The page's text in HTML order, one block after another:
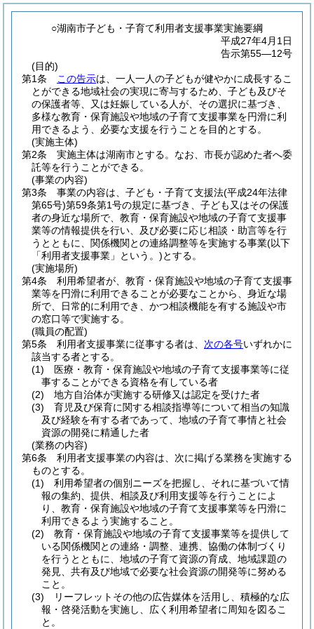
○湖南市子ども・子育て利用者支援事業実施要綱
平成27年4月1日
告示第55―12号
(目的)
第1条
この告示は、一人一人の子どもが健やかに成長するこ
とができる地域社会の実現に寄与するため、子ども及びそ
の保護者等、又は妊娠している人が、その選択に基づき、
多様な教育・保育施設や地域の子育て支援事業を円滑に利
用できるよう、必要な支援を行うことを目的とする。
(実施主体)
第2条
実施主体は湖南市とする。 なお、市長が認めた者へ委
託等を行うことができる。
(事業の内容)
第3条
事業の内容は、子ども・子育て支援法(平成24年法律
第65号)第59条第1号の規定に基づき、子ども又はその保護
者の身近な場所で、教育・保育施設や地域の子育て支援事
業等の情報提供を行い、及び必要に応じ相談・助言等を行
うとともに、関係機関との連絡調整等を実施する事業(以下
「利用者支援事業」という。)とする。
(実施場所)
第4条
利用希望者が、教育・保育施設や地域の子育て支援事
業等を円滑に利用できることが必要なことから、身近な場
所で、日常的に利用でき、かつ相談機能を有する施設や市
の窓口等で実施する。
(職員の配置)
第5条
利用者支援事業に従事する者は、 次の各号いずれかに
該当する者とする。
(1)
医療・教育・保育施設や地域の子育て支援事業等に従
事することができる資格を有している者
(2)
地方自治体が実施する研修又は認定を受けた者
(3)
育児及び保育に関する相談指導等について相当の知識
及び経験を有する者であって、地域の子育て事情と社会
資源の開発に精通した者
(業務の内容)
第6条
利用者支援事業の内容は、次に掲げる業務を実施する
ものとする。
(1)
利用希望者の個別ニーズを把握し、それに基づいて情
報の集約、提供、相談及び利用支援等を行うことによ
り、教育・保育施設や地域の子育て支援事業等を円滑に
利用できるよう実施すること。
(2)
教育・保育施設や地域の子育て支援事業等を提供して
いる関係機関との連絡・調整、連携、協働の体制づくり
を行うとともに、地域の子育て資源の育成、地域課題の
発見、共有及び地域で必要な社会資源の開発等に努める
こと。
(3)
リーフレットその他の広告媒体を活用し、積極的な広
報・啓発活動を実施し、広く利用希望者に周知を図るこ
と。